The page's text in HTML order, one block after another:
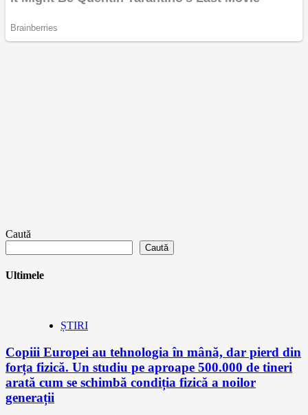
Caută
Caută
Ultimele
ȘTIRI
Copiii Europei au tehnologia în mână, dar pierd din
forța fizică. Un studiu pe aproape 500.000 de tineri
arată cum se schimbă condiția fizică a noilor
generații